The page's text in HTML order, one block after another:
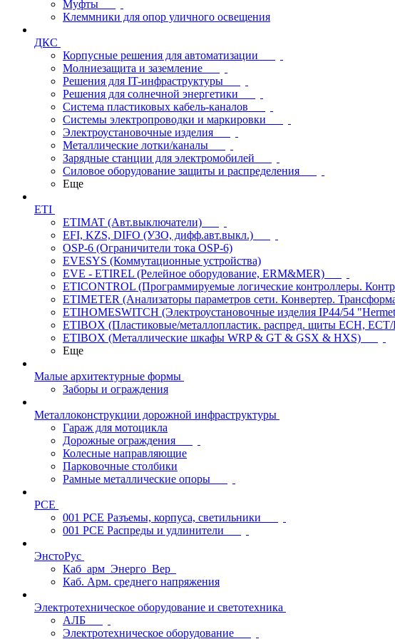
Муфты
Клеммники для опор уличного освещения
ДКС
Корпусные решения для автоматизации
Молниезащита и заземление
Решения для IT-инфраструктуры
Решения для солнечной энергетики
Система пластиковых кабель-каналов
Системы электропроводки и маркировки
Электроустановочные изделия
Металлические лотки/каналы
Зарядные станции для электромобилей
Силовое оборудование защиты и распределения
Еще
ETI
ETIMAT (Авт.выключатели)
EFI, KZS, DIFO (УЗО, дифф.авт.выкл.)
OSP-6 (Ограничители тока OSP-6)
EVESYS (Коммутационные устройства)
EVE - ETIREL (Релейное оборудование, ERM&MER)
ETICONTROL (Программируемые логические контроллеры.
ETIMETER (Анализаторы параметров сети. Конвертер.
ETIHOMESWITCH (Электроустановочные изделия IP44/54
ETIBOX (Пластиковые/металлопластик. распред. щиты ECH,
ETIBOX (Металлические шкафы WRP & GT & GSX & HXS)
Еще
Малые архитектурные формы
Заборы и ограждения
Металлоконструкции дорожной инфраструктуры
Гараж для мотоцикла
Дорожные ограждения
Колесные направляющие
Парковочные столбики
Рамные металлические опоры
PCE
001 PCE Разъемы, корпуса, светильники
001 PCE Распреды и удлинители
ЭнстоРус
Каб_арм_Энерго_Вер_
Каб. Арм. среднего напряжения
Электротехническое оборудование и светотехника
АЛБ
Электротехническое оборудование